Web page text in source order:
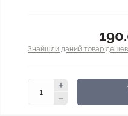
Знайшли даний товар